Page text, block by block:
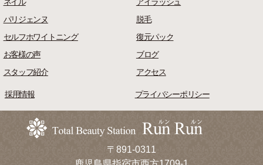
パリジェンヌ
脱毛
セルフホワイトニング
復元パック
お客様の声
ブログ
スタッフ紹介
アクセス
採用情報 プライバシーポリシー
〒891-0311